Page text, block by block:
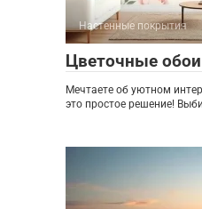
Настенные покрытия
Цветочные
Мечтаете об уютном
это простое решение!